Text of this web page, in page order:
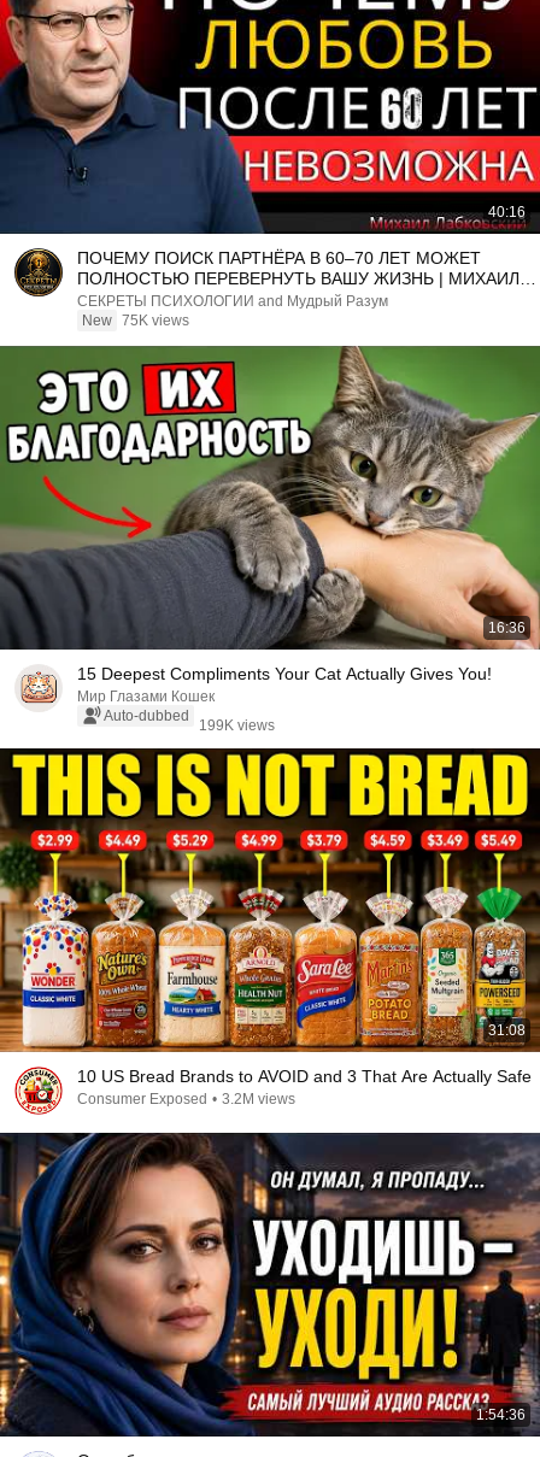
40:16
ПОЧЕМУ ПОИСК ПАРТНЁРА В 60–70 ЛЕТ МОЖЕТ
ПОЛНОСТЬЮ ПЕРЕВЕРНУТЬ ВАШУ ЖИЗНЬ | МИХАИЛ
ЛАБКОВСКИЙ
СЕКРЕТЫ ПСИХОЛОГИИ and Мудрый Разум
New 75K views
16:36
15 Deepest Compliments Your Cat Actually Gives You!
Мир Глазами Кошек
Auto-dubbed
199K views
31:08
10 US Bread Brands to AVOID and 3 That Are Actually Safe
Consumer Exposed • 3.2M views
1:54:36